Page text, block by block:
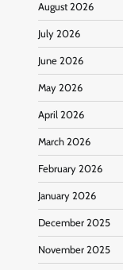
August 2026
July 2026
June 2026
May 2026
April 2026
March 2026
February 2026
January 2026
December 2025
November 2025